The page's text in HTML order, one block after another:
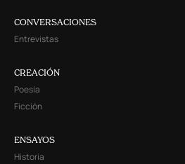
CONVERSACIONES
Entrevistas
CREACIÓN
Poesía
Ficción
ENSAYOS
Historia